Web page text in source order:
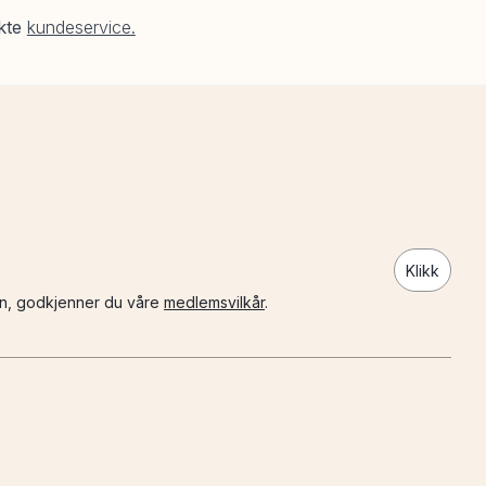
kundeservice.
Klikk
godkjenner du våre medlemsvilkår.